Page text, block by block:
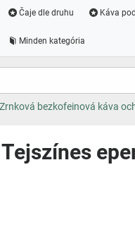
Čaje dle druhu Káva
Minden kategória
Zrnková bezkofeinová káva
Tejszínes